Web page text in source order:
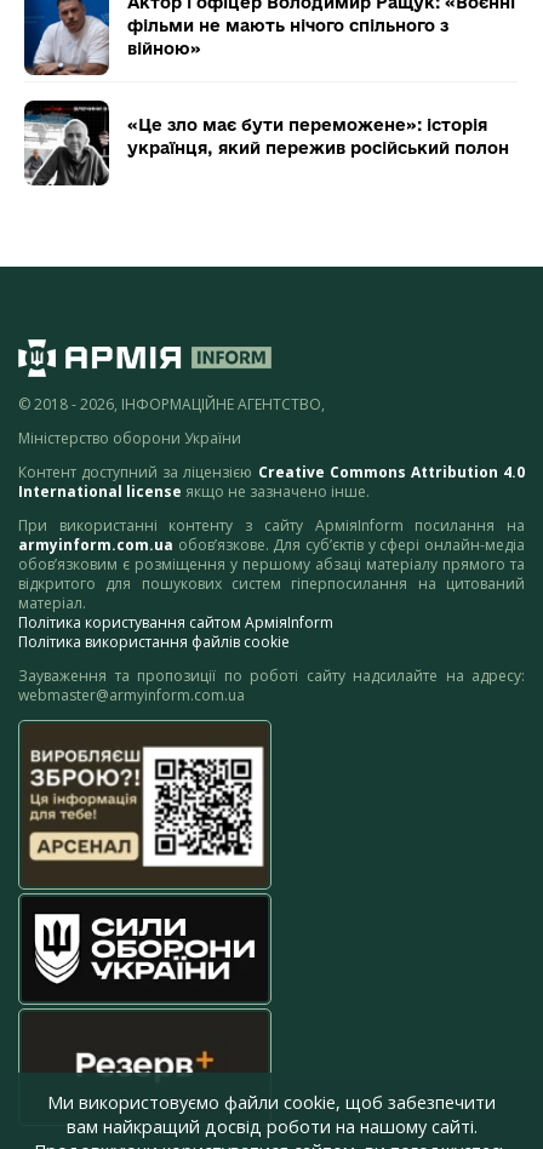
фільми не мають нічого спільного з
війною»
«Це зло має бути переможене»: історія
українця, який пережив російський полон
© 2018 - 2026, ІНФОРМАЦІЙНЕ АГЕНТСТВО,
Міністерство оборони України
Контент доступний за ліцензією Creative Commons Attribution 4.0
International license якщо не зазначено інше.
При використанні контенту з сайту АрміяInform посилання на
armyinform.com.ua обов’язкове. Для суб’єктів у сфері онлайн-медіа
обов’язковим є розміщення у першому абзаці матеріалу прямого та
відкритого для пошукових систем гіперпосилання на цитований
матеріал.
Політика користування сайтом АрміяInform
Політика використання файлів cookie
Зауваження та пропозиції по роботі сайту надсилайте на адресу:
webmaster@armyinform.com.ua
Ми використовуємо файли cookie, щоб забезпечити
вам найкращий досвід роботи на нашому сайті.